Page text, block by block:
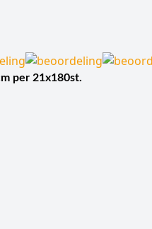
per 21x180st.